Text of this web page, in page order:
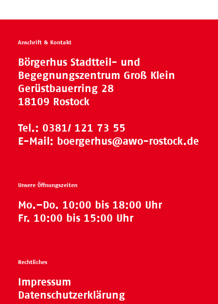
Anschrift & Kontakt
Börgerhus Stadtteil- und
Begegnungszentrum Groß Klein
Gerüstbauerring 28
18109 Rostock
Tel.: 0381/ 121 73 55
E-Mail: boergerhus@awo-rostock.de
Unsere Öffnungszeiten
Mo.–Do. 10:00 bis 18:00 Uhr
Fr. 10:00 bis 15:00 Uhr
Rechtliches
Impressum
Datenschutzerklärung